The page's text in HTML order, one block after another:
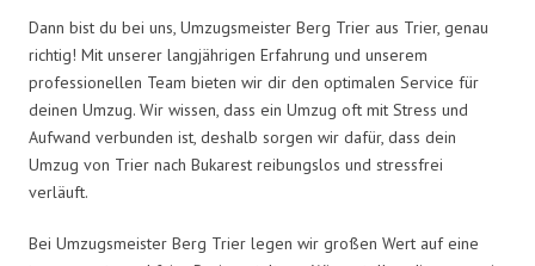
Dann bist du bei uns, Umzugsmeister Berg Trier aus Trier, genau
richtig! Mit unserer langjährigen Erfahrung und unserem
professionellen Team bieten wir dir den optimalen Service für
deinen Umzug. Wir wissen, dass ein Umzug oft mit Stress und
Aufwand verbunden ist, deshalb sorgen wir dafür, dass dein
Umzug von Trier nach Bukarest reibungslos und stressfrei
verläuft.
Bei Umzugsmeister Berg Trier legen wir großen Wert auf eine